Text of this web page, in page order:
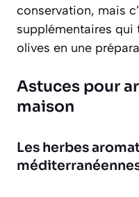
conservation, mais
supplémentaires qui
olives en une
Astuces pour
maison
Les herbes